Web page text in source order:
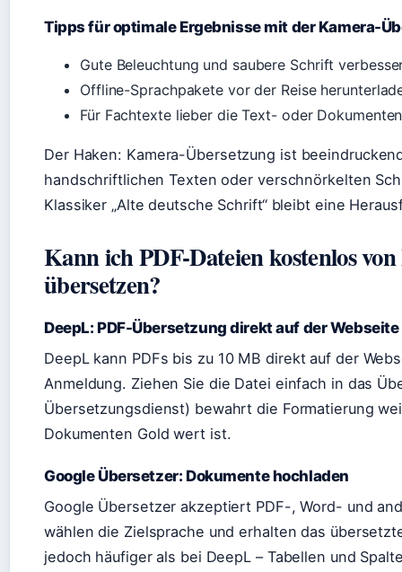
Tipps für optimale Ergebnisse mit der Kamera-
Gute Beleuchtung und saubere Schrift
Offline-Sprachpakete vor der Reise
Für Fachtexte lieber die Text- oder
Der Haken: Kamera-Übersetzung ist
handschriftlichen Texten oder verschnörkelten
Klassiker „Alte deutsche Schrift“ bleibt eine
Kann ich PDF-Dateien kostenlos
übersetzen?
DeepL: PDF-Übersetzung direkt auf der Webseite
DeepL kann PDFs bis zu 10 MB direkt auf der
Anmeldung. Ziehen Sie die Datei einfach in das
Übersetzungsdienst) bewahrt die Formatierung
Dokumenten Gold wert ist.
Google Übersetzer: Dokumente hochladen
Google Übersetzer akzeptiert PDF-, Word- und
wählen die Zielsprache und erhalten das
jedoch häufiger als bei DeepL – Tabellen und